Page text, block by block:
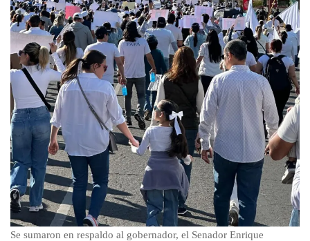
Se sumaron en respaldo al gobernador, el Senador Enrique